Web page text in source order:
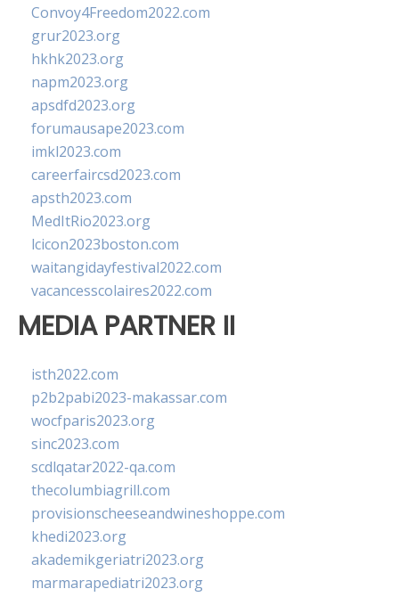
Convoy4Freedom2022.com
grur2023.org
hkhk2023.org
napm2023.org
apsdfd2023.org
forumausape2023.com
imkl2023.com
careerfaircsd2023.com
apsth2023.com
MedItRio2023.org
lcicon2023boston.com
waitangidayfestival2022.com
vacancesscolaires2022.com
MEDIA PARTNER II
isth2022.com
p2b2pabi2023-makassar.com
wocfparis2023.org
sinc2023.com
scdlqatar2022-qa.com
thecolumbiagrill.com
provisionscheeseandwineshoppe.com
khedi2023.org
akademikgeriatri2023.org
marmarapediatri2023.org